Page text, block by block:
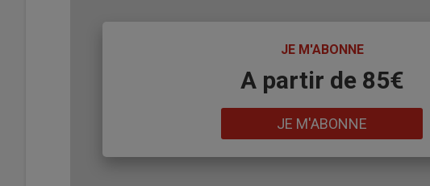
JE M'ABONNE
A partir de 85€
JE M'ABONNE